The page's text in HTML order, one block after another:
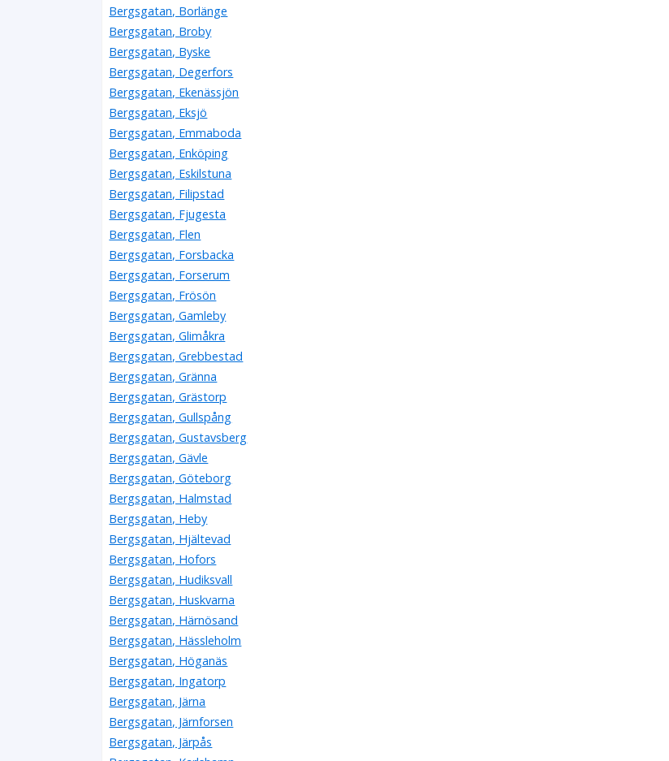
Bergsgatan, Borlänge
Bergsgatan, Broby
Bergsgatan, Byske
Bergsgatan, Degerfors
Bergsgatan, Ekenässjön
Bergsgatan, Eksjö
Bergsgatan, Emmaboda
Bergsgatan, Enköping
Bergsgatan, Eskilstuna
Bergsgatan, Filipstad
Bergsgatan, Fjugesta
Bergsgatan, Flen
Bergsgatan, Forsbacka
Bergsgatan, Forserum
Bergsgatan, Frösön
Bergsgatan, Gamleby
Bergsgatan, Glimåkra
Bergsgatan, Grebbestad
Bergsgatan, Gränna
Bergsgatan, Grästorp
Bergsgatan, Gullspång
Bergsgatan, Gustavsberg
Bergsgatan, Gävle
Bergsgatan, Göteborg
Bergsgatan, Halmstad
Bergsgatan, Heby
Bergsgatan, Hjältevad
Bergsgatan, Hofors
Bergsgatan, Hudiksvall
Bergsgatan, Huskvarna
Bergsgatan, Härnösand
Bergsgatan, Hässleholm
Bergsgatan, Höganäs
Bergsgatan, Ingatorp
Bergsgatan, Järna
Bergsgatan, Järnforsen
Bergsgatan, Järpås